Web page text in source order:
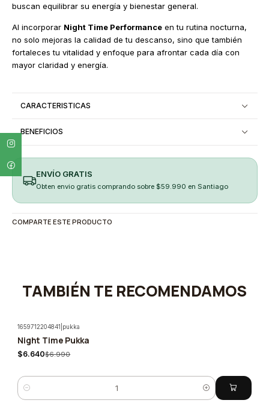
buscan equilibrar su energía y bienestar general.
Al incorporar Night Time Performanceen tu rutina nocturna,
no solo mejoras la calidad de tu descanso, sino que también
fortaleces tu vitalidad y enfoque para afrontar cada día con
mayor claridad y energía.
CARACTERISTICAS
BENEFICIOS
ENVÍO GRATIS
Obten envio gratis comprando sobre $59.990 en Santiago
COMPARTE ESTE PRODUCTO
TAMBIÉN TE RECOMENDAMOS
-5%
1659712204841 pukka
Night Time Pukka
$6.640$6.990
Cantidad